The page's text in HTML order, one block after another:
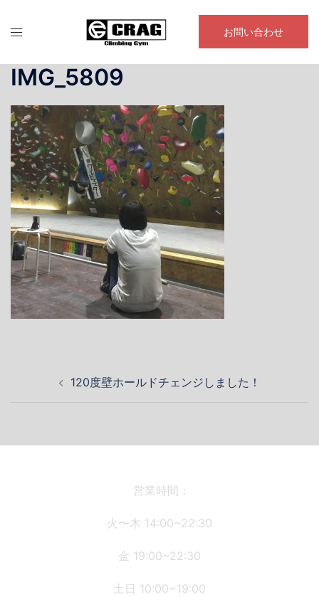
ン
お問い合わせ
IMG_5809
ゲ
120度壁ホールドチェンジしました！
営業時間：
火〜木 14:00~22:30
金 19:00~22:30
土日 10:00~19:00